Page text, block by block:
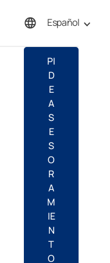
Español
PI
D
E
A
S
E
S
O
R
A
M
IE
N
T
O